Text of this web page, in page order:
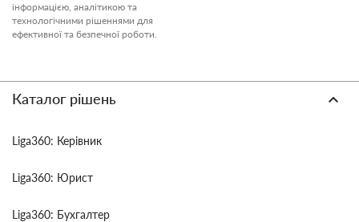
інформацією, аналітикою та
технологічними рішеннями для
ефективної та безпечної роботи.
Каталог рішень
Liga360: Керівник
Liga360: Юрист
Liga360: Бухгалтер